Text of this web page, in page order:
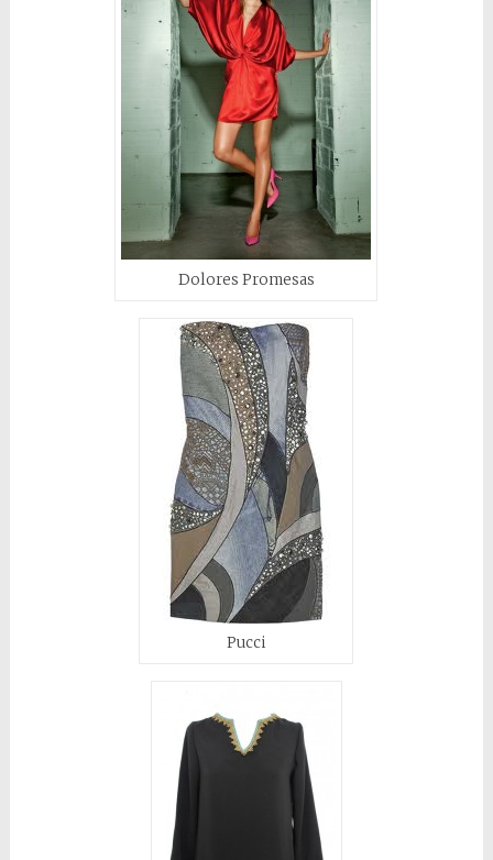
Dolores Promesas
Pucci